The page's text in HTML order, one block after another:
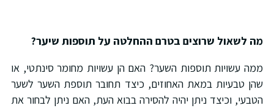
לשאול שרוצים בטרם ההחלטה על תוספות שיער?
עשויות תוספות השער? האם הן עשויות מחומר סינתטי, או
טבעיות במאת האחוזים, כיצד תחובר תוספת השער לשער
וכיצד ניתן יהיה להסירה בבוא העת, האם ניתן לבחור את